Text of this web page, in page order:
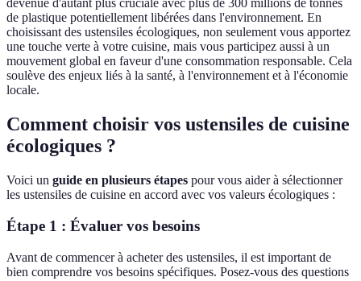
devenue d'autant plus cruciale avec plus de 300 millions de tonnes
de plastique potentiellement libérées dans l'environnement. En
choisissant des ustensiles écologiques, non seulement vous apportez
une touche verte à votre cuisine, mais vous participez aussi à un
mouvement global en faveur d'une consommation responsable. Cela
soulève des enjeux liés à la santé, à l'environnement et à l'économie
locale.
Comment choisir vos ustensiles de cuisine
écologiques ?
Voici un guide en plusieurs étapes pour vous aider à sélectionner
les ustensiles de cuisine en accord avec vos valeurs écologiques :
Étape 1 : Évaluer vos besoins
Avant de commencer à acheter des ustensiles, il est important de
bien comprendre vos besoins spécifiques. Posez-vous des questions